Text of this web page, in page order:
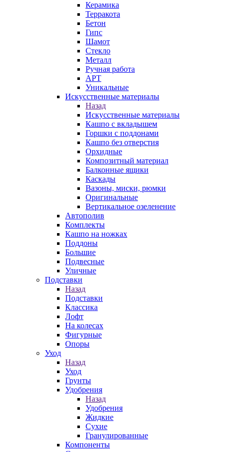
Керамика
Терракота
Бетон
Гипс
Шамот
Стекло
Металл
Ручная работа
АРТ
Уникальные
Искусственные материалы
Назад
Искусственные материалы
Кашпо с вкладышем
Горшки с поддонами
Кашпо без отверстия
Орхидные
Композитный материал
Балконные ящики
Каскады
Вазоны, миски, рюмки
Оригинальные
Вертикальное озеленение
Автополив
Комплекты
Кашпо на ножках
Поддоны
Большие
Подвесные
Уличные
Подставки
Назад
Подставки
Классика
Лофт
На колесах
Фигурные
Опоры
Уход
Назад
Уход
Грунты
Удобрения
Назад
Удобрения
Жидкие
Сухие
Гранулированные
Компоненты